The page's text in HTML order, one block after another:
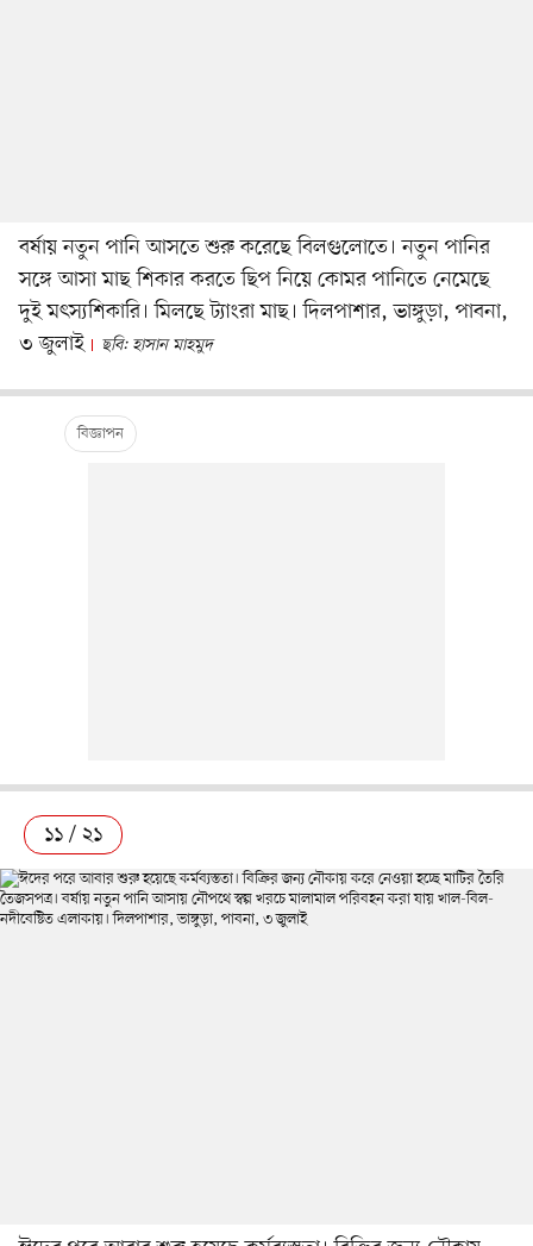
বর্ষায় নতুন পানি আসতে শুরু করেছে বিলগুলোতে। নতুন পানির
সঙ্গে আসা মাছ শিকার করতে ছিপ নিয়ে কোমর পানিতে নেমেছে
দুই মৎস্যশিকারি। মিলছে ট্যাংরা মাছ। দিলপাশার, ভাঙ্গুড়া, পাবনা,
৩ জুলাই
ছবি: হাসান মাহমুদ
১১ / ২১